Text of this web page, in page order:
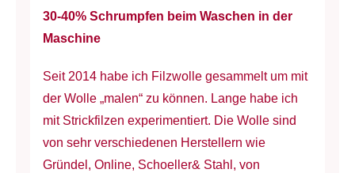
30-40% Schrumpfen beim Waschen in der
Maschine
Seit 2014 habe ich Filzwolle gesammelt um mit
der Wolle „malen“ zu können. Lange habe ich
mit Strickfilzen experimentiert. Die Wolle sind
von sehr verschiedenen Herstellern wie
Gründel, Online, Schoeller& Stahl, von